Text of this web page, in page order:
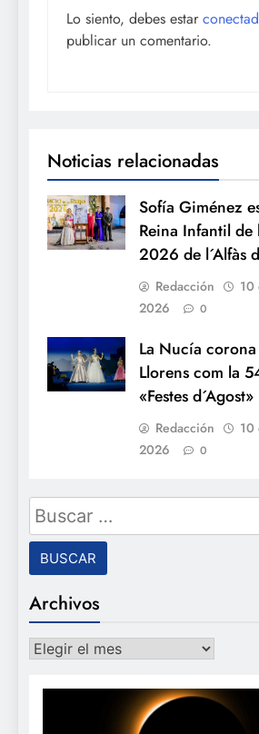
Lo siento, debes estar
publicar un comentario.
Noticias relacionadas
Sofía Giménez
Reina Infantil de
2026 de l´Alfàs
Redacción
10
2026
0
La Nucía corona
Llorens com la
«Festes d´Agost»
Redacción
10
2026
0
Buscar:
Archivos
Archivos